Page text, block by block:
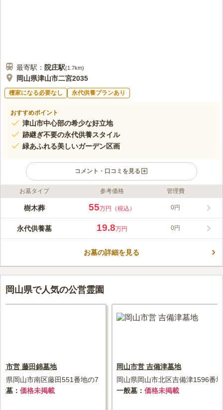
最寄駅： 院庄駅(1.7km)
岡山県津山市二宮2035
檀家になる必要なし 永代供養プランあり
おすすめポイント
津山市中心部の希少な好立地
跡継ぎ不要の永代供養スタイル
緑あふれる美しいガーデン区画
コメント・口コミを見る
ライフドット編集部のコメント
津山市中心部の国道179号線沿いに、令和の時代にふさわしい永
た。JR「院庄駅」から徒歩圏内という希少な好立地にありなが
ら、跡継ぎ不要で生前のお申し込みも可能なため、将来の管理に
行き届き、駐車場や水道も完備されています。利便性と安らぎを
この霊園はまだ誰からも評価されていません。
お墓タイプ 参考価格 管理費
樹木葬 55万円（税込） 0円
永代供養墓 19.8万円 0円
お墓の詳細を見る
岡山県で人気の公営霊園
市営 藤田錦墓地
県岡山市南区藤田551番地の7
墓
価格未掲載
岡山市営 吉備津墓地
岡山県岡山市北区吉備津1596番地
一般墓
価格未掲載